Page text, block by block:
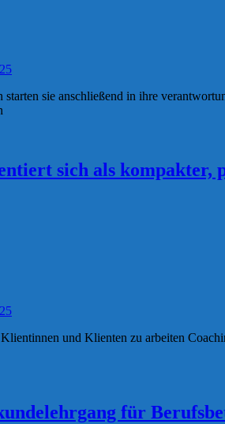
sie anschließend in ihre
sich als kompakter,
und Klienten zu arbeiten
für